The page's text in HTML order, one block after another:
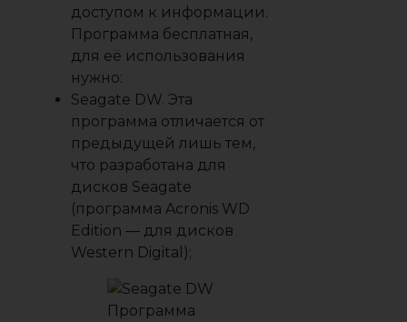
доступом к информации.
Программа бесплатная,
для её использования
нужно:
Seagate DW. Эта
программа отличается от
предыдущей лишь тем,
что разработана для
дисков Seagate
(программа Acronis WD
Edition — для дисков
Western Digital);
Программа